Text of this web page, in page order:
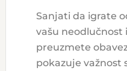
Sanjati da igrate
vašu neodlučnost
preuzmete
pokazuje važnost